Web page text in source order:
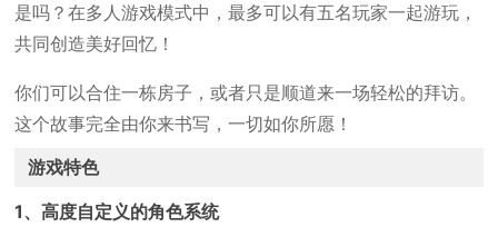
是吗？在多人游戏模式中，最多可以有五名玩家一起游玩，
共同创造美好回忆！
你们可以合住一栋房子，或者只是顺道来一场轻松的拜访。
这个故事完全由你来书写，一切如你所愿！
游戏特色
1、高度自定义的角色系统